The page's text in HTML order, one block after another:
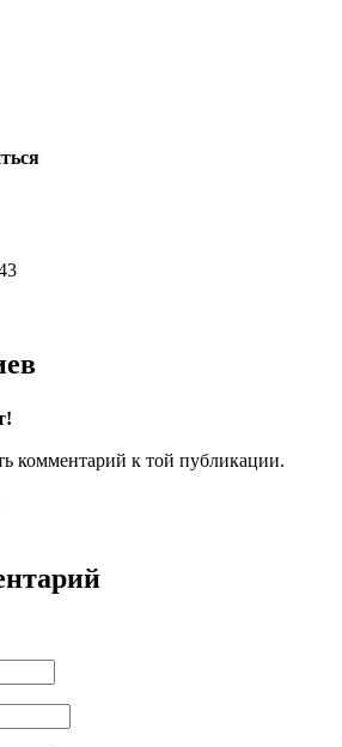
комментарий к той публикации.